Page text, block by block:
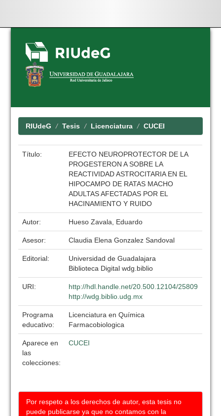
Skip
navigation
RIUdeG Tesis Licenciatura CUCEI
Título:
EFECTO NEUROPROTECTOR DE LA
PROGESTERON A SOBRE LA
REACTIVIDAD ASTROCITARIA EN EL
HIPOCAMPO DE RATAS MACHO
ADULTAS AFECTADAS POR EL
HACINAMIENTO Y RUIDO
Autor: Hueso Zavala, Eduardo
Asesor: Claudia Elena Gonzalez Sandoval
Editorial:
Universidad de Guadalajara
Biblioteca Digital wdg.biblio
URI:
http://hdl.handle.net/20.500.12104/25809
http://wdg.biblio.udg.mx
Programa
educativo:
Licenciatura en Química
Farmacobiologica
Aparece en
las
colecciones:
CUCEI
Por respeto a los derechos de autor, esta tesis no
puede publicarse ya que no contamos con la